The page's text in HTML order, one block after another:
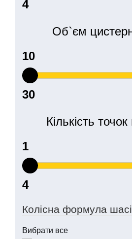
Об`єм
Кількість точок
Колісна формула шасі
Вибрати все